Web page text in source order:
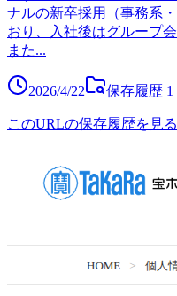
ナルの新卒採用（事務系
おり、入社後はグループ
また...
2026/4/22 保存履歴 1
このURLの保存履歴を見る